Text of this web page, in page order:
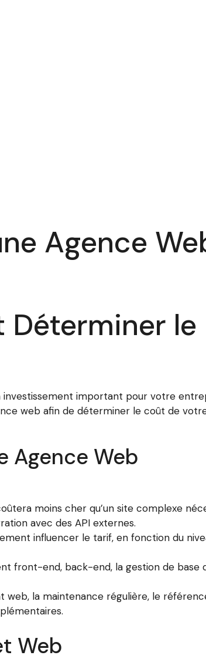
Agence
Déterminer le
important pour votre
web afin de déterminer le coût de
Agence Web
moins cher qu’un site complexe
avec des API externes.
influencer le tarif, en fonction du
front-end, back-end, la gestion de base
web, la maintenance régulière, le
Web